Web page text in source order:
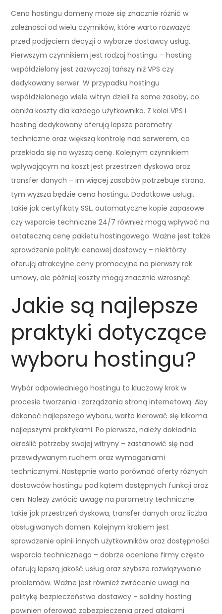
Cena hostingu domeny może się znacznie różnić w
zależności od wielu czynników, które warto rozważyć
przed podjęciem decyzji o wyborze dostawcy usług.
Pierwszym czynnikiem jest rodzaj hostingu – hosting
współdzielony jest zazwyczaj tańszy niż VPS czy
dedykowany serwer. W przypadku hostingu
współdzielonego wiele witryn dzieli te same zasoby, co
obniża koszty dla każdego użytkownika. Z kolei VPS i
hosting dedykowany oferują lepsze parametry
techniczne oraz większą kontrolę nad serwerem, co
przekłada się na wyższą cenę. Kolejnym czynnikiem
wpływającym na koszt jest przestrzeń dyskowa oraz
transfer danych – im więcej zasobów potrzebuje strona,
tym wyższa będzie cena hostingu. Dodatkowe usługi,
takie jak certyfikaty SSL, automatyczne kopie zapasowe
czy wsparcie techniczne 24/7 również mogą wpływać na
ostateczną cenę pakietu hostingowego. Ważne jest także
sprawdzenie polityki cenowej dostawcy – niektórzy
oferują atrakcyjne ceny promocyjne na pierwszy rok
umowy, ale później koszty mogą znacznie wzrosnąć.
Jakie są najlepsze
praktyki dotyczące
wyboru hostingu?
Wybór odpowiedniego hostingu to kluczowy krok w
procesie tworzenia i zarządzania stroną internetową. Aby
dokonać najlepszego wyboru, warto kierować się kilkoma
najlepszymi praktykami. Po pierwsze, należy dokładnie
określić potrzeby swojej witryny – zastanowić się nad
przewidywanym ruchem oraz wymaganiami
technicznymi. Następnie warto porównać oferty różnych
dostawców hostingu pod kątem dostępnych funkcji oraz
cen. Należy zwrócić uwagę na parametry techniczne
takie jak przestrzeń dyskowa, transfer danych oraz liczba
obsługiwanych domen. Kolejnym krokiem jest
sprawdzenie opinii innych użytkowników oraz dostępności
wsparcia technicznego – dobrze oceniane firmy często
oferują lepszą jakość usług oraz szybsze rozwiązywanie
problemów. Ważne jest również zwrócenie uwagi na
politykę bezpieczeństwa dostawcy – solidny hosting
powinien oferować zabezpieczenia przed atakami